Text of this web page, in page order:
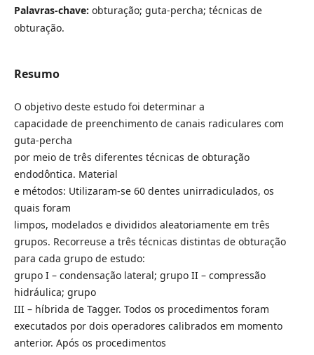
Palavras-chave: obturação; guta-percha; técnicas de
obturação.
Resumo
O objetivo deste estudo foi determinar a
capacidade de preenchimento de canais radiculares com
guta-percha
por meio de três diferentes técnicas de obturação
endodôntica. Material
e métodos: Utilizaram-se 60 dentes unirradiculados, os
quais foram
limpos, modelados e divididos aleatoriamente em três
grupos. Recorreuse a três técnicas distintas de obturação
para cada grupo de estudo:
grupo I – condensação lateral; grupo II – compressão
hidráulica; grupo
III – híbrida de Tagger. Todos os procedimentos foram
executados por dois operadores calibrados em momento
anterior. Após os procedimentos